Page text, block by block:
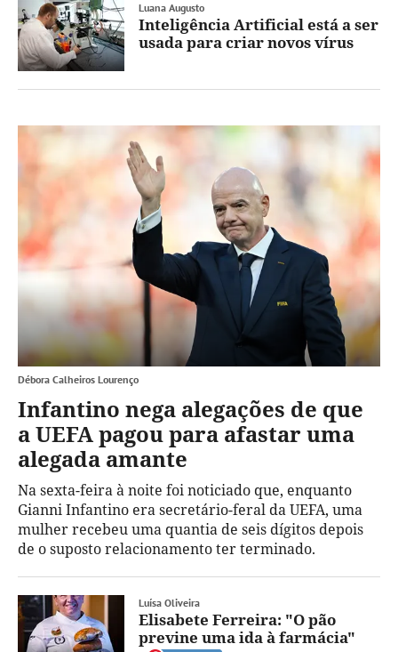
Luana Augusto
Inteligência Artificial está a ser
usada para criar novos vírus
Débora Calheiros Lourenço
Infantino nega alegações de que
a UEFA pagou para afastar uma
alegada amante
Na sexta-feira à noite foi noticiado que, enquanto
Gianni Infantino era secretário-feral da UEFA, uma
mulher recebeu uma quantia de seis dígitos depois
de o suposto relacionamento ter terminado.
Luísa Oliveira
Elisabete Ferreira: "O pão
previne uma ida à farmácia"